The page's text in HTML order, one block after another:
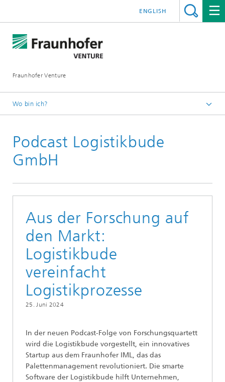
Fraunhofer Venture
ENGLISH
Wo bin ich?
News
Podcast Logistikbude
GmbH
Aus der Forschung auf
den Markt:
Logistikbude
vereinfacht
Logistikprozesse
25. Juni 2024
In der neuen Podcast-Folge von Forschungsquartett
wird die Logistikbude vorgestellt, ein innovatives
Startup aus dem Fraunhofer IML, das das
Palettenmanagement revolutioniert. Die smarte
Software der Logistikbude hilft Unternehmen,